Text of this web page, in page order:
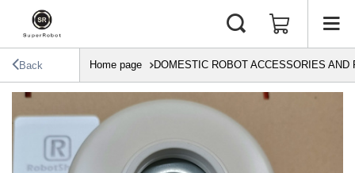
Back Home page DOMESTIC ROBOT ACCESSORIES AND